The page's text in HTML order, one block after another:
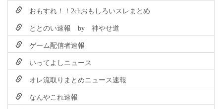
おもすれ！！2chおもしろいスレまとめ
ととのい速報 by 神やせ道
ゲーム配信者速報
いってよしニュース
オレ流取りまとめニュース速報
なんやこれ速報